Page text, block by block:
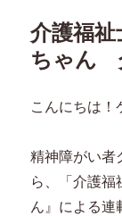
介護福
ちゃん
こんにちは！
精神障がい者
ら、「介護福
ん』による連